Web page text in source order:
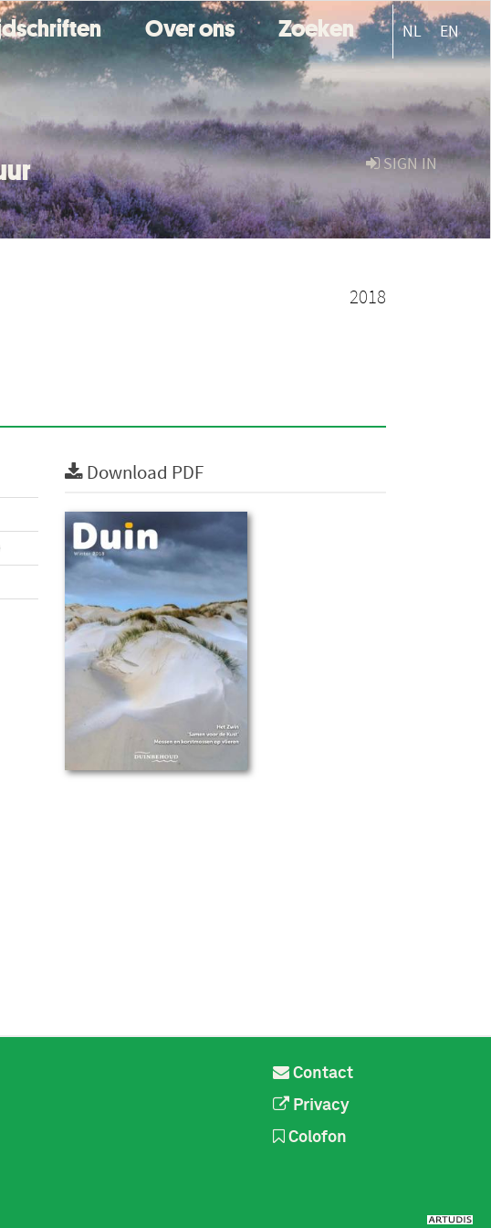
Over ons Zoeken NL EN
SIGN IN
2018
Download PDF
Contact
Privacy
Colofon